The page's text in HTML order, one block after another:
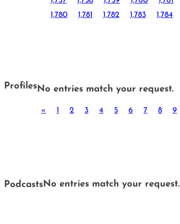
1,780
1,781 1,782 1,783 1,784
Profiles No entries match your request.
« 1 2 3 4 5 6 7 8 9
PodcastsNo entries match your request.